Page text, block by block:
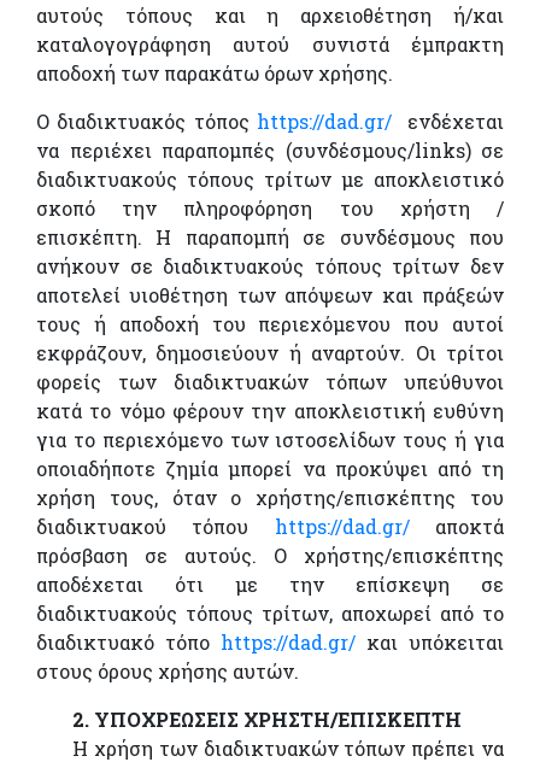
αυτούς τόπους και η αρχειοθέτηση ή/και
καταλογογράφηση αυτού συνιστά έμπρακτη
αποδοχή των παρακάτω όρων χρήσης.
Ο διαδικτυακός τόπος https://dad.gr/ ενδέχεται
να περιέχει παραπομπές (συνδέσμους/links) σε
διαδικτυακούς τόπους τρίτων με αποκλειστικό
σκοπό την πληροφόρηση του χρήστη /
επισκέπτη. Η παραπομπή σε συνδέσμους που
ανήκουν σε διαδικτυακούς τόπους τρίτων δεν
αποτελεί υιοθέτηση των απόψεων και πράξεών
τους ή αποδοχή του περιεχόμενου που αυτοί
εκφράζουν, δημοσιεύουν ή αναρτούν. Οι τρίτοι
φορείς των διαδικτυακών τόπων υπεύθυνοι
κατά το νόμο φέρουν την αποκλειστική ευθύνη
για το περιεχόμενο των ιστοσελίδων τους ή για
οποιαδήποτε ζημία μπορεί να προκύψει από τη
χρήση τους, όταν ο χρήστης/επισκέπτης του
διαδικτυακού τόπου https://dad.gr/αποκτά
πρόσβαση σε αυτούς. Ο χρήστης/επισκέπτης
αποδέχεται ότι με την επίσκεψη σε
διαδικτυακούς τόπους τρίτων, αποχωρεί από το
διαδικτυακό τόπο https://dad.gr/ και υπόκειται
στους όρους χρήσης αυτών.
2. ΥΠΟΧΡΕΩΣΕΙΣ ΧΡΗΣΤΗ/ΕΠΙΣΚΕΠΤΗ
Η χρήση των διαδικτυακών τόπων πρέπει να